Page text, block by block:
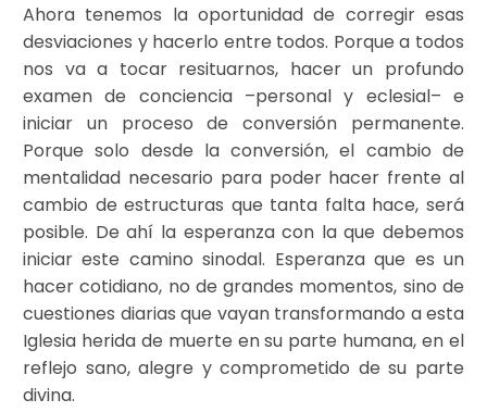
Ahora tenemos la oportunidad de corregir esas
desviaciones y hacerlo entre todos. Porque a todos
nos va a tocar resituarnos, hacer un profundo
examen de conciencia –personal y eclesial– e
iniciar un proceso de conversión permanente.
Porque solo desde la conversión, el cambio de
mentalidad necesario para poder hacer frente al
cambio de estructuras que tanta falta hace, será
posible. De ahí la esperanza con la que debemos
iniciar este camino sinodal. Esperanza que es un
hacer cotidiano, no de grandes momentos, sino de
cuestiones diarias que vayan transformando a esta
Iglesia herida de muerte en su parte humana, en el
reflejo sano, alegre y comprometido de su parte
divina.